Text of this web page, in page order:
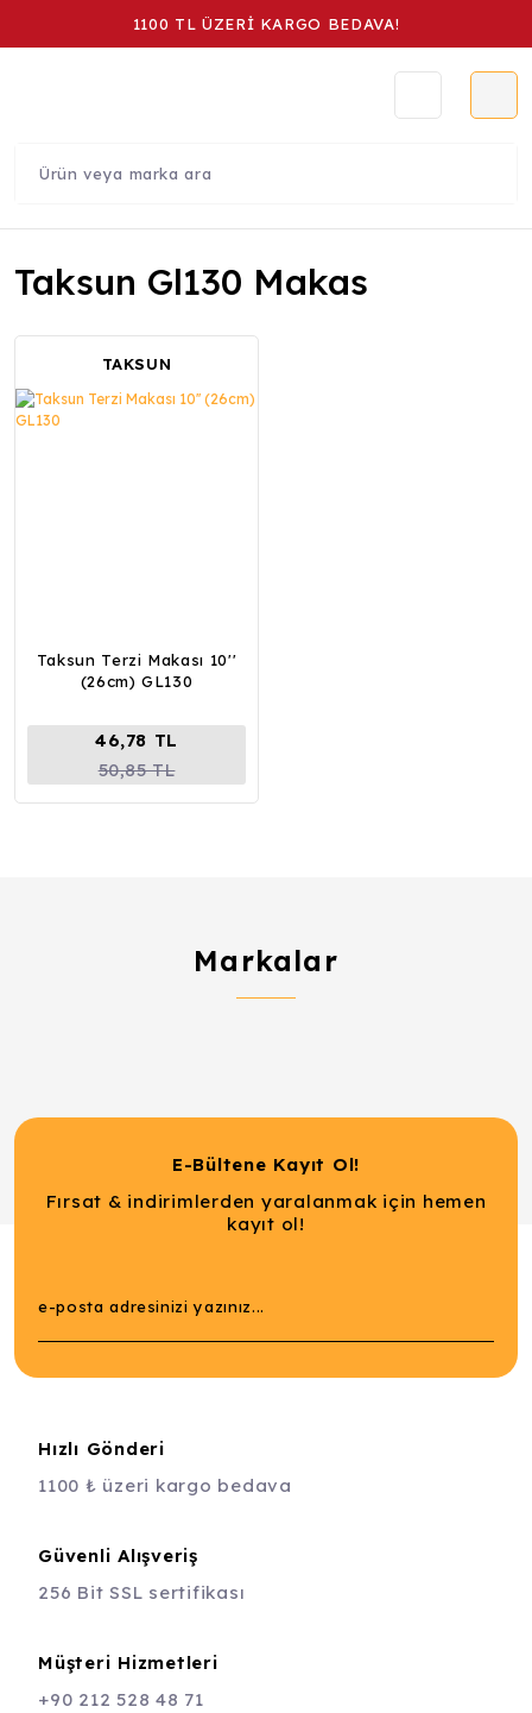
1100 TL ÜZERİ KARGO BEDAVA!
Taksun Gl130 Makas
TAKSUN
Taksun Terzi Makası 10''
(26cm) GL130
46,78 TL
50,85 TL
Markalar
E-Bültene Kayıt Ol!
Fırsat & indirimlerden yaralanmak için hemen
kayıt ol!
Hızlı Gönderi
1100 ₺ üzeri kargo bedava
Güvenli Alışveriş
256 Bit SSL sertifikası
Müşteri Hizmetleri
+90 212 528 48 71